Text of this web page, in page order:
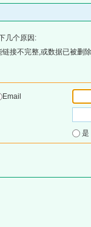
几个原因:
接不完整,或数据已被删
Email